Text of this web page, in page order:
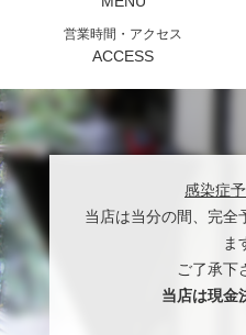
営業時間・アクセス
ACCESS
感染症
当店は当分の間、完全
ま
ご了承下
当店は現金